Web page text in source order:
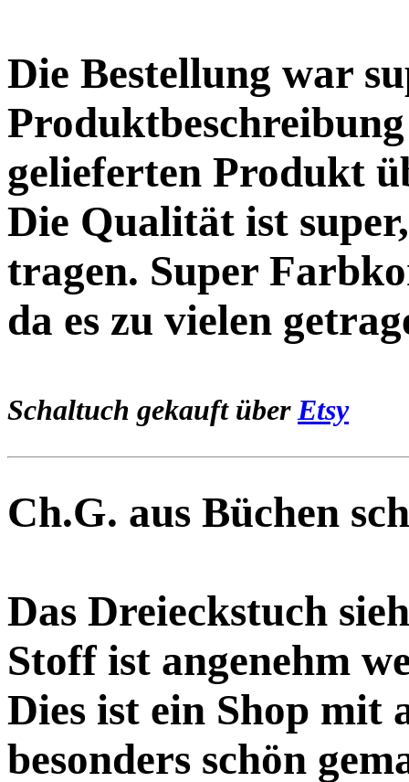
Die Bestellung war
gelieferten Produkt
Die Qualität ist
tragen. Super
da es zu vielen
Schaltuch gekauft überEtsy
Ch.G. aus Büchen
Das Dreieckstuch
Stoff ist angenehm
Dies ist ein Shop
besonders schön